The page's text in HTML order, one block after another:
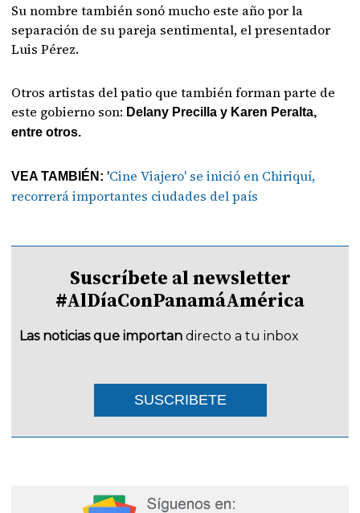
Su nombre también sonó mucho este año por la
separación de su pareja sentimental, el presentador
Luis Pérez.
Otros artistas del patio que también forman parte de
este gobierno son: Delany Precilla y Karen Peralta,
entre otros.
VEA TAMBIÉN: 'Cine Viajero' se inició en Chiriquí,
recorrerá importantes ciudades del país
Suscríbete al newsletter
#AlDíaConPanamáAmérica
Las noticias que importan directo a tu inbox
SUSCRIBETE